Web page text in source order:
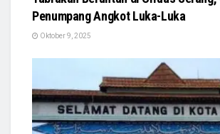
Penumpang Angkot Luka-Luka
Oktober 9, 2025